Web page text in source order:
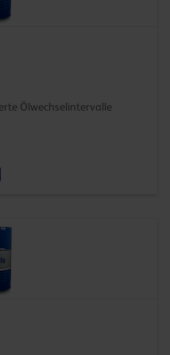
Ölwechselintervalle